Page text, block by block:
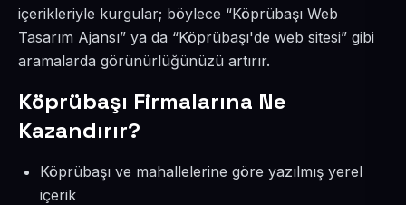
içerikleriyle kurgular; böylece “Köprübaşı Web
Tasarım Ajansı” ya da “Köprübaşı'de web sitesi” gibi
aramalarda görünürlüğünüzü artırır.
Köprübaşı Firmalarına Ne
Kazandırır?
Köprübaşı ve mahallelerine göre yazılmış yerel
içerik